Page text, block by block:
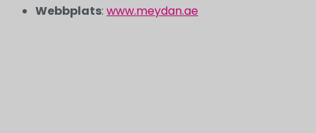
Webbplats: www.meydan.ae